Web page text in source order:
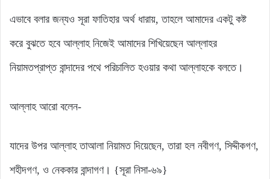
এভাবে বলার জন্যও সূরা ফাতিহার অর্থ ধারায়, তাহলে আমাদের একটু কষ্ট
করে বুঝতে হবে আল্লাহ নিজেই আমাদের শিখিয়েছেন আল্লাহর
নিয়ামতপ্রাপ্ত বান্দাদের পথে পরিচালিত হওয়ার কথা আল্লাহকে বলতে।
আল্লাহ আরো বলেন-
যাদের উপর আল্লাহ তাআলা নিয়ামত দিয়েছেন, তারা হল নবীগণ, সিদ্দীকগণ,
শহীদগণ, ও নেককার বান্দাগণ। {সূরা নিসা-৬৯}